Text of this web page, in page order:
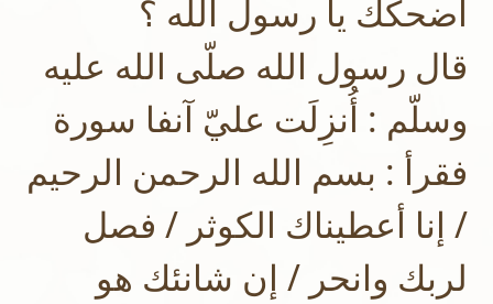
أضحكك يا رسول الله ؟
قال رسول الله صلّى الله عليه
وسلّم : أُنزِلَت عليّ آنفا سورة
فقرأ : بسم الله الرحمن الرحيم
/ إنا أعطيناك الكوثر / فصل
لربك وانحر / إن شانئك هو